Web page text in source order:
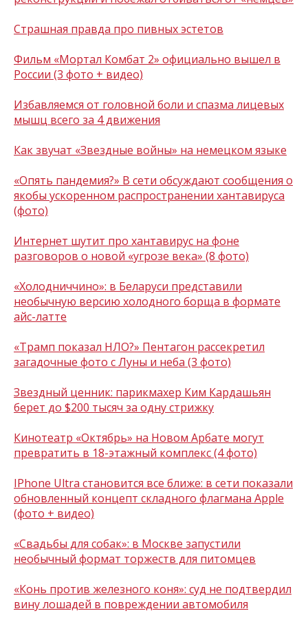
Страшная правда про пивных эстетов
Фильм «Мортал Комбат 2» официально вышел в
России (3 фото + видео)
Избавляемся от головной боли и спазма лицевых
мышц всего за 4 движения
Как звучат «Звездные войны» на немецком языке
«Опять пандемия?» В сети обсуждают сообщения о
якобы ускоренном распространении хантавируса
(фото)
Интернет шутит про хантавирус на фоне
разговоров о новой «угрозе века» (8 фото)
«Холодниччино»: в Беларуси представили
необычную версию холодного борща в формате
айс-латте
«Трамп показал НЛО?» Пентагон рассекретил
загадочные фото с Луны и неба (3 фото)
Звездный ценник: парикмахер Ким Кардашьян
берет до $200 тысяч за одну стрижку
Кинотеатр «Октябрь» на Новом Арбате могут
превратить в 18-этажный комплекс (4 фото)
IPhone Ultra становится все ближе: в сети показали
обновленный концепт складного флагмана Apple
(фото + видео)
«Свадьбы для собак»: в Москве запустили
необычный формат торжеств для питомцев
«Конь против железного коня»: суд не подтвердил
вину лошадей в повреждении автомобиля